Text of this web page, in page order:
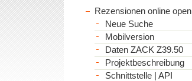
Rezensionen online open
Neue Suche
Mobilversion
Daten ZACK Z39.50
Projektbeschreibung
Schnittstelle | API